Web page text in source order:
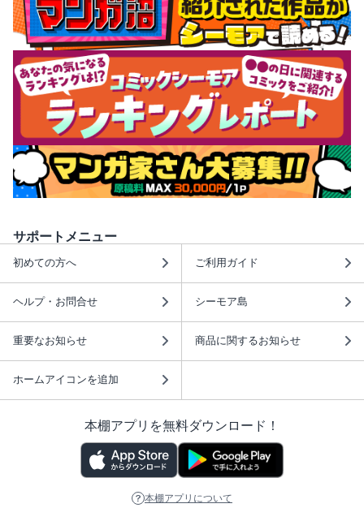
サポートメニュー
初めての方へ ご利用ガイド
ヘルプ・お問合せ シーモア島
重要なお知らせ 商品に関するお知らせ
ホームアイコンを追加
本棚アプリを無料ダウンロード！
本棚アプリについて